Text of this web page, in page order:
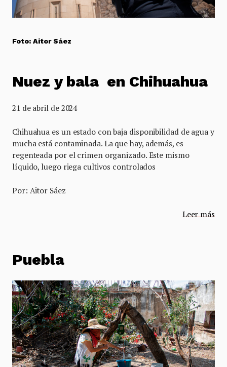
Foto: Aitor Sáez
Nuez y bala en Chihuahua
21 de abril de 2024
Chihuahua es un estado con baja disponibilidad de agua y
mucha está contaminada. La que hay, además, es
regenteada por el crimen organizado. Este mismo
líquido, luego riega cultivos controlados
Por: Aitor Sáez
Leer más
Puebla